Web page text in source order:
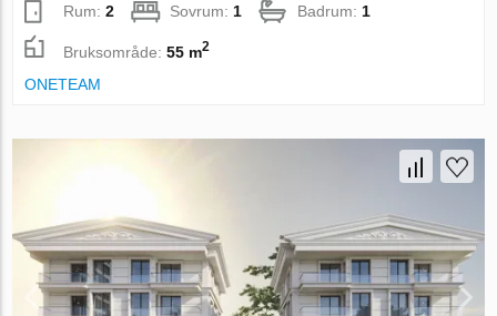
Rum:2 Sovrum: 1 Badrum: 1
Bruksområde:55 m2
ONETEAM